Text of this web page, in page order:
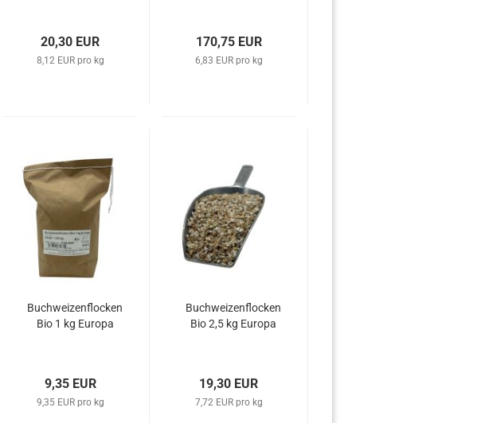
20,30 EUR
8,12 EUR pro kg
170,75 EUR
6,83 EUR pro kg
Buchweizenflocken
Bio 1 kg Europa
9,35 EUR
9,35 EUR pro kg
Buchweizenflocken
Bio 2,5 kg Europa
19,30 EUR
7,72 EUR pro kg